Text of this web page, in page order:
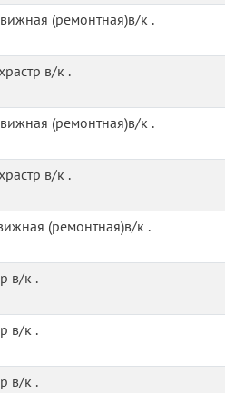
(ремонтная)в/к .
в/к .
(ремонтная)в/к .
в/к .
(ремонтная)в/к .
в/к .
в/к .
в/к .